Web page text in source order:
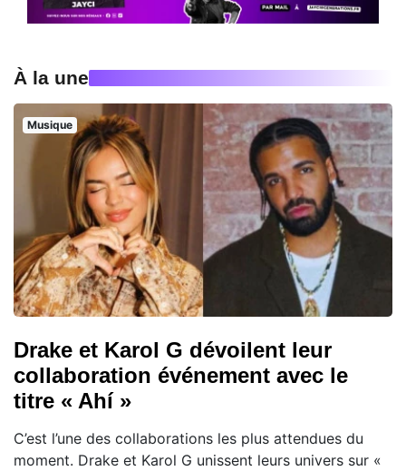
À la une
Musique
Drake et Karol G dévoilent leur
collaboration événement avec le
titre « Ahí »
C’est l’une des collaborations les plus attendues du
moment. Drake et Karol G unissent leurs univers sur «